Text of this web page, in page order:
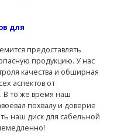
для
предоставлять
продукцию. У нас
качества и обширная
аспектов от
В то же время наш
похвалу и доверие
наш диск для сабельной